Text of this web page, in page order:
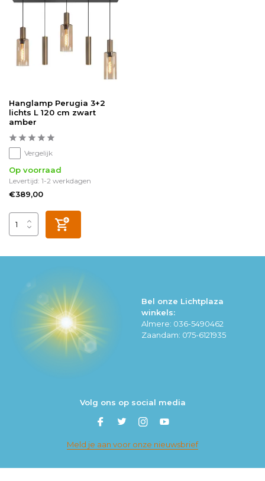
Hanglamp Perugia 3+2
lichts L 120 cm zwart
amber
Vergelijk
Op voorraad
Levertijd: 1-2 werkdagen
€389,00
Bel onze Lichtplaza
winkels:
Almere: 036-5490462
Zaandam: 075-6121935
Volg ons op social media
Meld je aan voor onze nieuwsbrief